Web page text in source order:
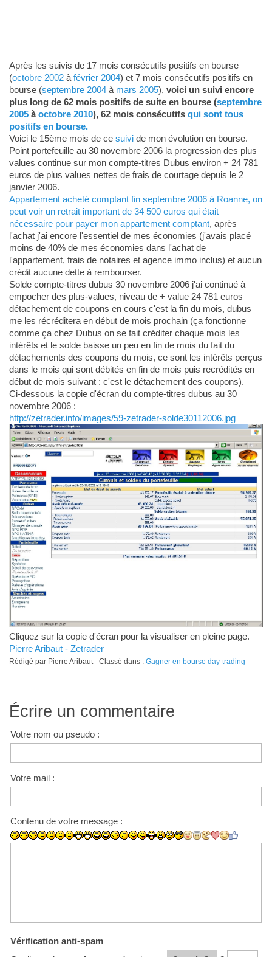
Après les suivis de 17 mois consécutifs positifs en bourse
(octobre 2002à février 2004) et 7 mois consécutifs positifs en
bourse (septembre 2004à mars 2005), voici un suivi encore
plus long de 62 mois positifs de suite en bourse (septembre
2005àoctobre 2010), 62 mois consécutifs qui sont tous
positifs en bourse.
Voici le 15ème mois de ce suivide mon évolution en bourse.
Point portefeuille au 30 novembre 2006 la progression des plus
values continue sur mon compte-titres Dubus environ + 24 781
euros de plus values nettes de frais de courtage depuis le 2
janvier 2006.
Appartement acheté comptant fin septembre 2006 à Roanne, on
peut voir un retrait important de 34 500 euros qui était
nécessaire pour payer mon appartement comptant, après
l'achat j'ai encore l'essentiel de mes économies (j'avais placé
moins de 40% de mes économies dans l'achat de
l'appartement, frais de notaires et agence immo inclus) et aucun
crédit aucune dette à rembourser.
Solde compte-titres dubus 30 novembre 2006 j'ai continué à
empocher des plus-values, niveau de + value 24 781 euros
détachement de coupons en cours c'est la fin du mois, dubus
me les récréditera en début de mois prochain (ça fonctionne
comme ça chez Dubus on se fait créditer chaque mois les
intérêts et le solde baisse un peu en fin de mois du fait du
détachements des coupons du mois, ce sont les intérêts perçus
dans le mois qui sont débités en fin de mois puis recrédités en
début de mois suivant : c'est le détachement des coupons).
Ci-dessous la copie d'écran du compte-titres dubus au 30
novembre 2006 :
http://zetrader.info/images/59-zetrader-solde30112006.jpg
Cliquez sur la copie d'écran pour la visualiser en pleine page.
Pierre Aribaut - Zetrader
Rédigé par Pierre Aribaut - Classé dans : Gagner en bourse day-trading
Écrire un commentaire
Votre nom ou pseudo :
Votre mail :
Contenu de votre message :
Vérification anti-spam